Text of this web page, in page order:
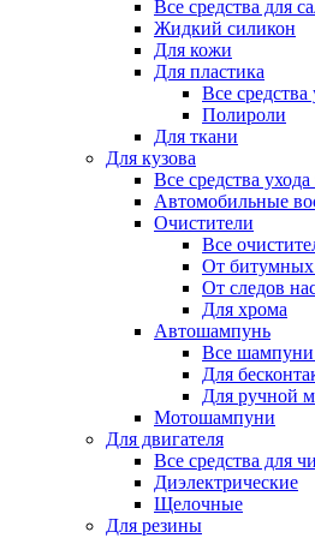
Все средства для
Жидкий силикон
Для кожи
Для пластика
Все
Полироли
Для ткани
Для кузова
Все средства
Автомобильные
Очистители
Все
От битумных
От следов
Для хрома
Автошампунь
Все шампуни
Для
Для ручной
Мотошампуни
Для двигателя
Все средства для
Диэлектрические
Щелочные
Для резины